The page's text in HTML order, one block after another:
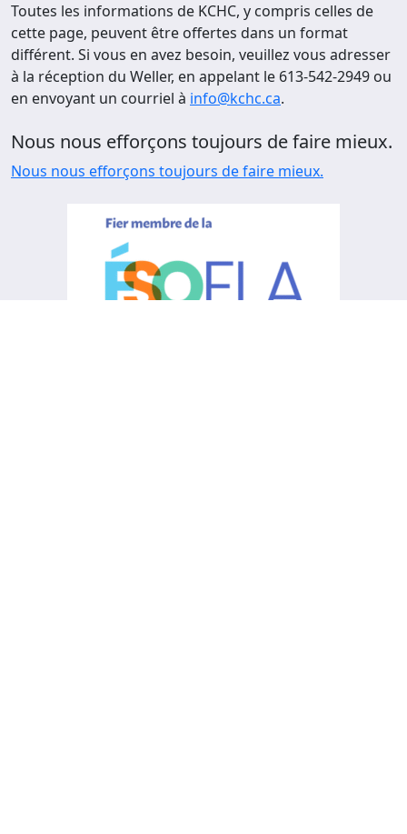
Toutes les informations de KCHC, y compris celles de
cette page, peuvent être offertes dans un format
différent. Si vous en avez besoin, veuillez vous adresser
à la réception du Weller, en appelant le 613-542-2949 ou
en envoyant un courriel à info@kchc.ca.
Nous nous efforçons toujours de faire mieux.
Nous nous efforçons toujours de faire mieux.